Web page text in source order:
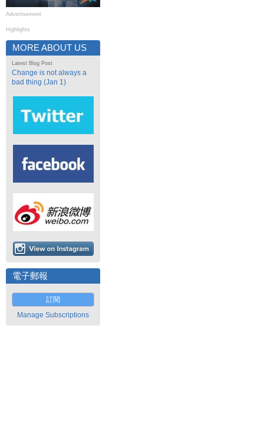
Advertisement
Highlights
MORE ABOUT US
Latest Blog Post
Change is not always a
bad thing (Jan 1)
電子郵報
訂閱
Manage Subscriptions